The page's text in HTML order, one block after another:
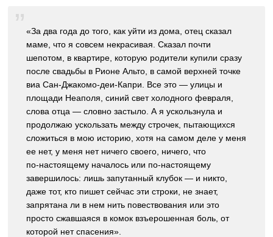
«За два года до того, как уйти из дома, отец сказал
маме, что я совсем некрасивая. Сказал почти
шепотом, в квартире, которую родители купили сразу
после свадьбы в Рионе Альто, в самой верхней точке
виа Сан-Джакомо-деи-Капри. Все это — улицы и
площади Неаполя, синий свет холодного февраля,
слова отца — словно застыло. А я ускользнула и
продолжаю ускользать между строчек, пытающихся
сложиться в мою историю, хотя на самом деле у меня
ее нет, у меня нет ничего своего, ничего, что
по‑настоящему началось или по-настоящему
завершилось: лишь запутанный клубок — и никто,
даже тот, кто пишет сейчас эти строки, не знает,
запрятана ли в нем нить повествования или это
просто сжавшаяся в комок взъерошенная боль, от
которой нет спасения».